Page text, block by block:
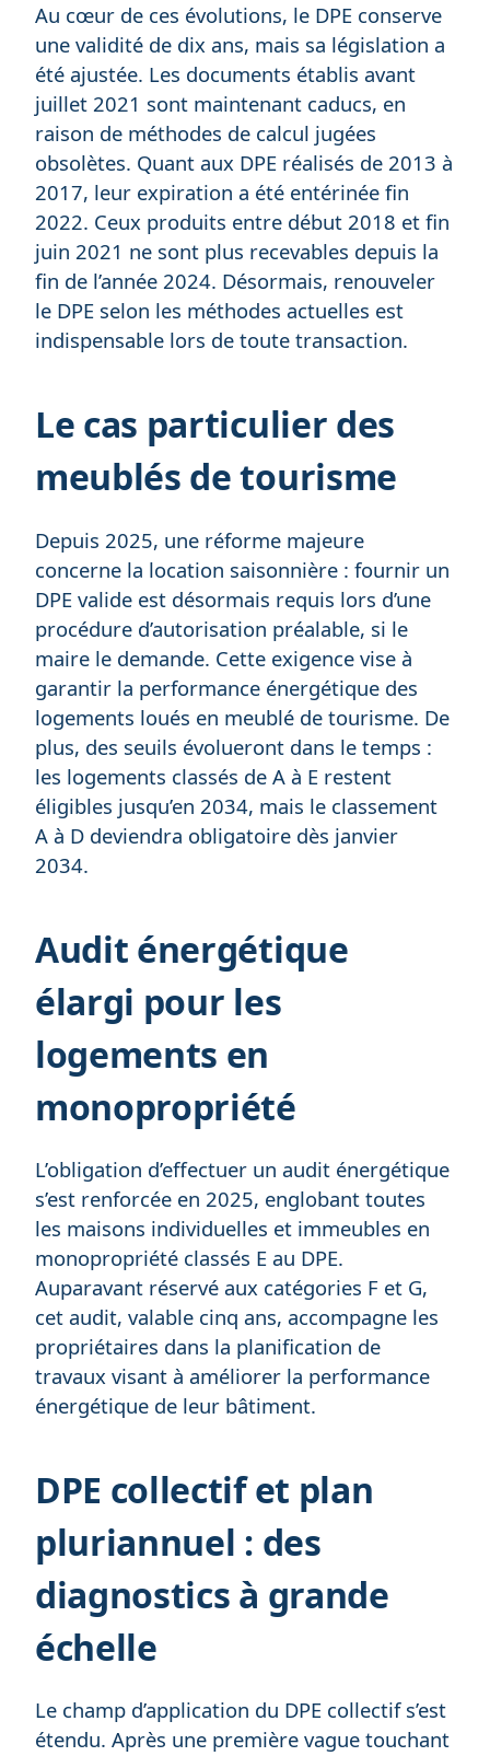
Au cœur de ces évolutions, le DPE conserve
une validité de dix ans, mais sa législation a
été ajustée. Les documents établis avant
juillet 2021 sont maintenant caducs, en
raison de méthodes de calcul jugées
obsolètes. Quant aux DPE réalisés de 2013 à
2017, leur expiration a été entérinée fin
2022. Ceux produits entre début 2018 et fin
juin 2021 ne sont plus recevables depuis la
fin de l’année 2024. Désormais, renouveler
le DPE selon les méthodes actuelles est
indispensable lors de toute transaction.
Le cas particulier des
meublés de tourisme
Depuis 2025, une réforme majeure
concerne la location saisonnière : fournir un
DPE valide est désormais requis lors d’une
procédure d’autorisation préalable, si le
maire le demande. Cette exigence vise à
garantir la performance énergétique des
logements loués en meublé de tourisme. De
plus, des seuils évolueront dans le temps :
les logements classés de A à E restent
éligibles jusqu’en 2034, mais le classement
A à D deviendra obligatoire dès janvier
2034.
Audit énergétique
élargi pour les
logements en
monopropriété
L’obligation d’effectuer un audit énergétique
s’est renforcée en 2025, englobant toutes
les maisons individuelles et immeubles en
monopropriété classés E au DPE.
Auparavant réservé aux catégories F et G,
cet audit, valable cinq ans, accompagne les
propriétaires dans la planification de
travaux visant à améliorer la performance
énergétique de leur bâtiment.
DPE collectif et plan
pluriannuel : des
diagnostics à grande
échelle
Le champ d’application du DPE collectif s’est
étendu. Après une première vague touchant